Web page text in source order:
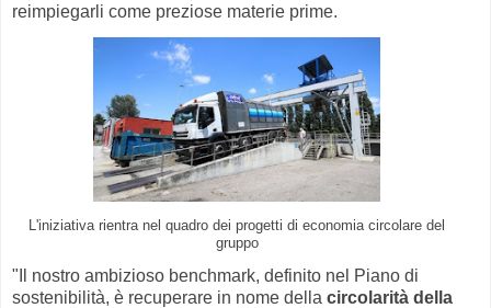
reimpiegarli come preziose materie prime.
L'iniziativa rientra nel quadro dei progetti di economia circolare del
gruppo
"Il nostro ambizioso benchmark, definito nel Piano di
sostenibilità, è recuperare in nome della circolarità della